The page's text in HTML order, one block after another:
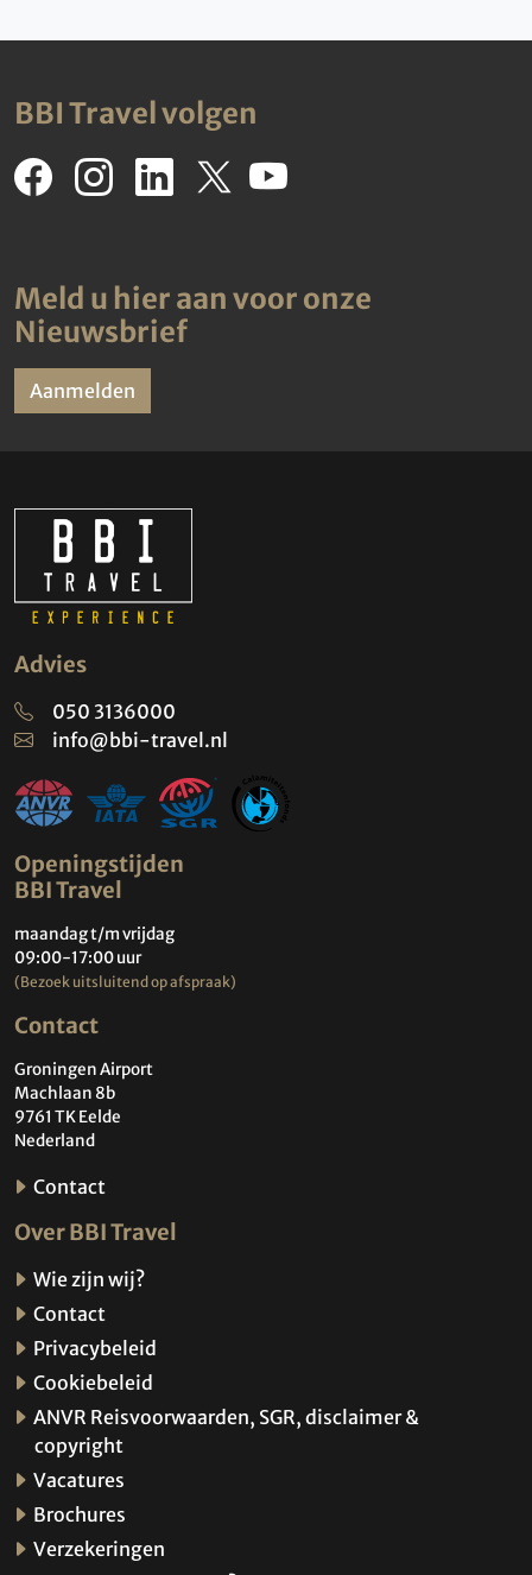
BBI Travel volgen
Meld u hier aan voor onze
Nieuwsbrief
Aanmelden
Advies
050 3136000
info@bbi-travel.nl
Openingstijden
BBI Travel
maandag t/m vrijdag
09:00-17:00 uur
(Bezoek uitsluitend op afspraak)
Contact
Groningen Airport
Machlaan 8b
9761 TK Eelde
Nederland
Contact
Over BBI Travel
Wie zijn wij?
Contact
Privacybeleid
Cookiebeleid
ANVR Reisvoorwaarden, SGR, disclaimer &
copyright
Vacatures
Brochures
Verzekeringen